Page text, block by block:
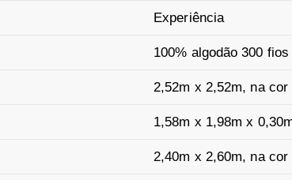
Experiência
100% algodão 300 fios
2,52m x 2,52m, na
1,58m x 1,98m x
2,40m x 2,60m, na